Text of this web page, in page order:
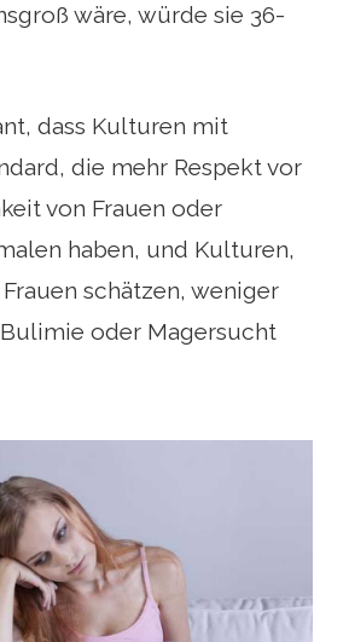
wäre, würde sie 36-
dass Kulturen mit
die mehr Respekt vor
von Frauen oder
haben, und Kulturen,
schätzen, weniger
oder Magersucht